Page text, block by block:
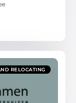
RELOCATING